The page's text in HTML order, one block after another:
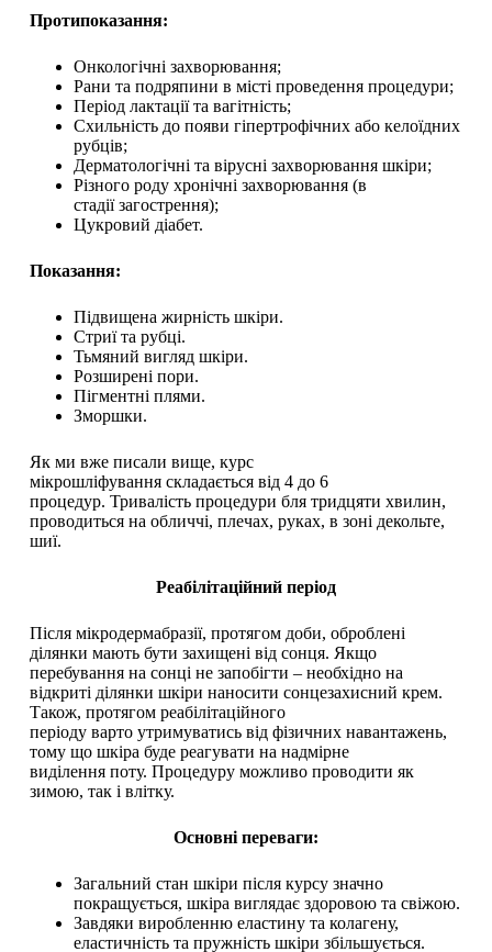
Протипоказання:
Онкологічні захворювання;
Рани та подряпини в місті проведення процедури;
Період лактації та вагітність;
Схильність до появи гіпертрофічних або келоїдних
рубців;
Дерматологічні та вірусні захворювання шкіри;
Різного роду хронічні захворювання (в
стадії загострення);
Цукровий діабет.
Показання:
Підвищена жирність шкіри.
Стриї та рубці.
Тьмяний вигляд шкіри.
Розширені пори.
Пігментні плями.
Зморшки.
Як ми вже писали вище, курс
мікрошліфування складається від 4 до 6
процедур. Тривалість процедури бля тридцяти хвилин,
проводиться на обличчі, плечах, руках, в зоні декольте,
шиї.
Реабілітаційний період
Після мікродермабразії, протягом доби, оброблені
ділянки мають бути захищені від сонця. Якщо
перебування на сонці не запобігти – необхідно на
відкриті ділянки шкіри наносити сонцезахисний крем.
Також, протягом реабілітаційного
періоду варто утримуватись від фізичних навантажень,
тому що шкіра буде реагувати на надмірне
виділення поту. Процедуру можливо проводити як
зимою, так і влітку.
Основні переваги:
Загальний стан шкіри після курсу значно
покращується, шкіра виглядає здоровою та свіжою.
Завдяки виробленню еластину та колагену,
еластичність та пружність шкіри збільшується.